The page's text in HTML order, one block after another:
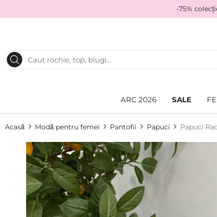
-75%
ARC 2026 SALE
Acasă Modă pentru femei Pantofii Papuci Papuci
Skip
to
the
end
of
the
images